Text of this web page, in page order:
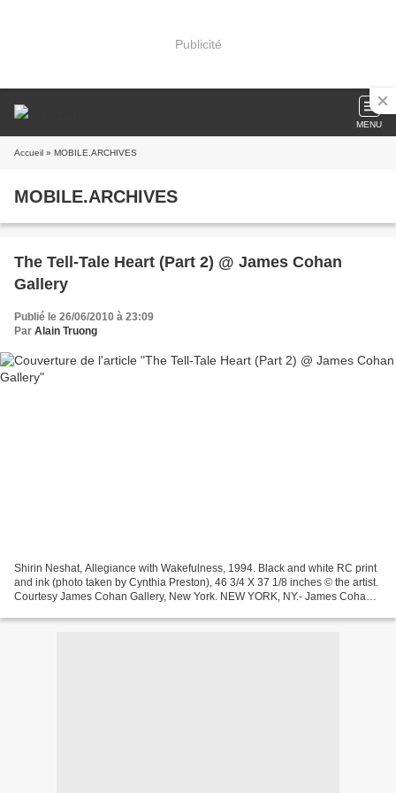
Publicité
MENU
Accueil » MOBILE.ARCHIVES
MOBILE.ARCHIVES
The Tell-Tale Heart (Part 2) @ James Cohan
Gallery
Publié le 26/06/2010 à 23:09
Par Alain Truong
Shirin Neshat, Allegiance with Wakefulness, 1994. Black and white RC print
and ink (photo taken by Cynthia Preston), 46 3/4 X 37 1/8 inches © the artist.
Courtesy James Cohan Gallery, New York. NEW YORK, NY.- James Cohan